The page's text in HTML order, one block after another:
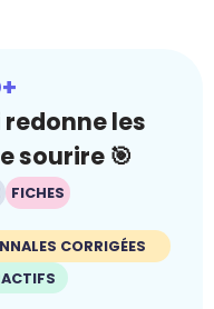
les
sourire 🎯
FICHES
CORRIGÉES